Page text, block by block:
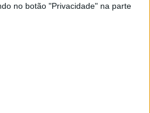
no botão "Privacidade" na parte